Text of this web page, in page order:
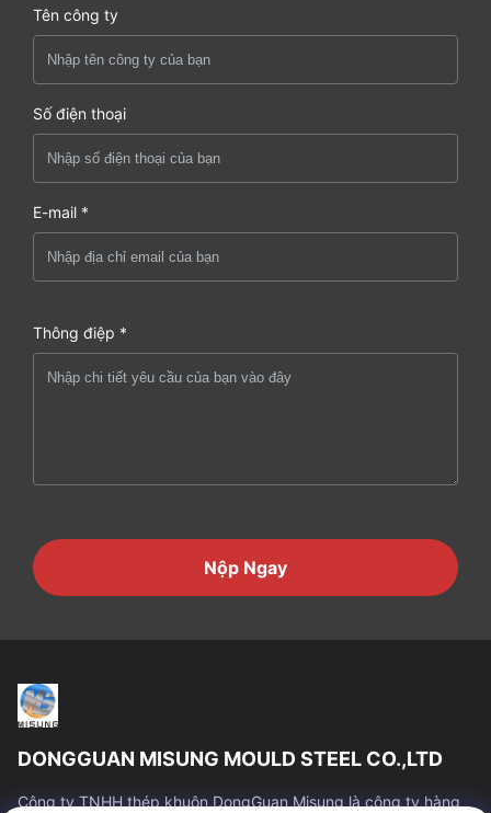
Tên công ty
Số điện thoại
E-mail *
Thông điệp *
Nộp Ngay
DONGGUAN MISUNG MOULD STEEL CO.,LTD
Công ty TNHH thép khuôn DongGuan Misung là công ty hàng